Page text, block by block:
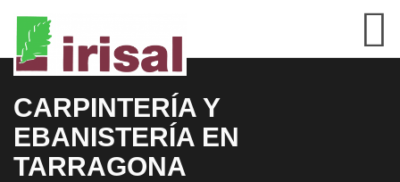
CARPINTERÍA Y
EBANISTERÍA EN
TARRAGONA